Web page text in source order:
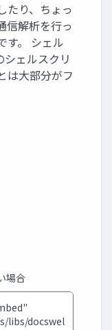
たり、ちょっ
信解析を行っ
す。 シェル
ェルスクリ
は大部分がフ
場合